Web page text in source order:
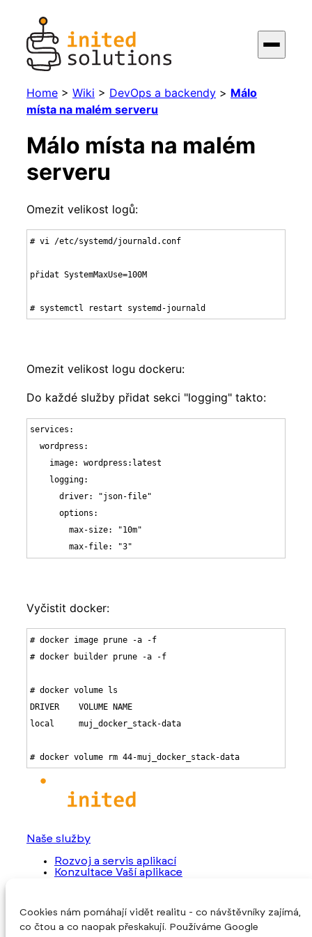
Cookies nám pomáhají vidět realitu - co návštěvníky zajímá,
co čtou a co naopak přeskakují. Používáme Google
Home > Wiki > DevOps a backendy > Málo
místa na malém serveru
Málo místa na malém
serveru
Omezit velikost logů:
# vi /etc/systemd/journald.conf
přidat SystemMaxUse=100M
# systemctl restart systemd-journald
Omezit velikost logu dockeru:
Do každé služby přidat sekci "logging" takto:
services:
  wordpress:
    image: wordpress:latest
    logging:
      driver: "json-file"
      options:
        max-size: "10m"
        max-file: "3"
Vyčistit docker:
# docker image prune -a -f
# docker builder prune -a -f
# docker volume ls
DRIVER    VOLUME NAME
local     muj_docker_stack-data
# docker volume rm 44-muj_docker_stack-data
Naše služby
Rozvoj a servis aplikací
Konzultace Vaší aplikace
O společnosti